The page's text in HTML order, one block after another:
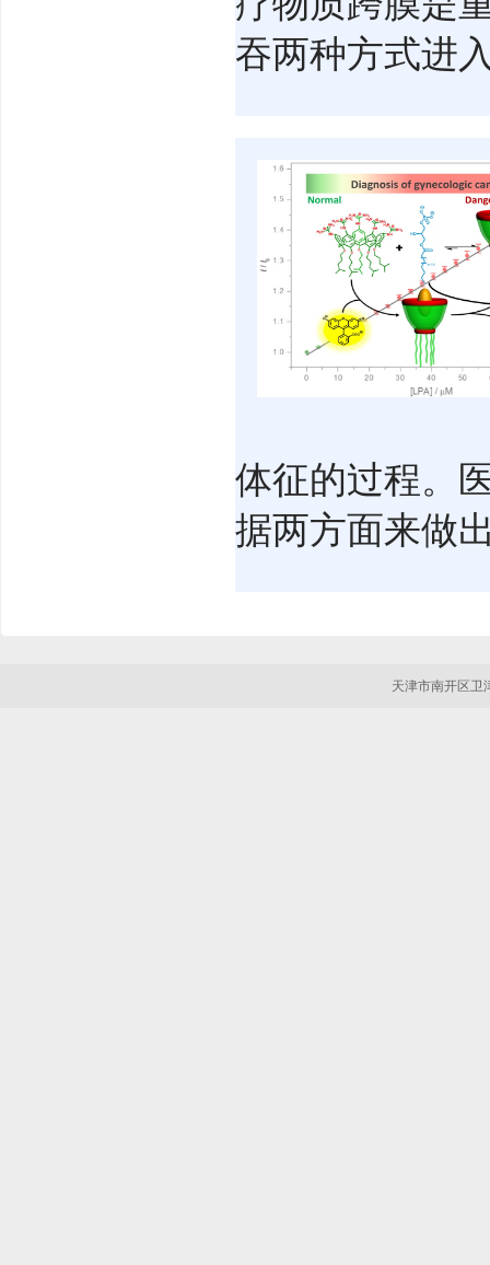
吞两种方式进
体征的过程。
据两方面来做
天津市南开区卫